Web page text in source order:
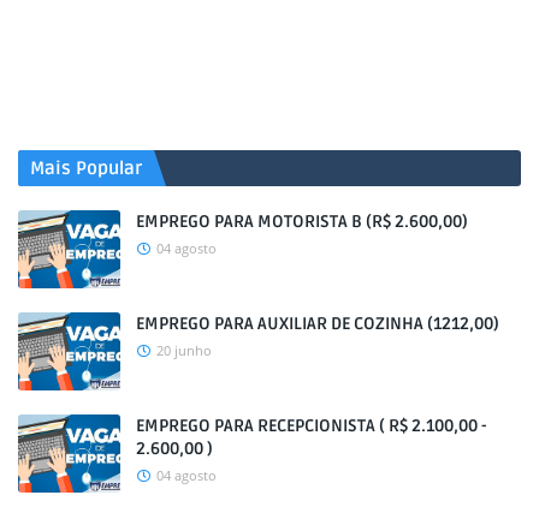
Mais Popular
EMPREGO PARA MOTORISTA B (R$ 2.600,00)
04 agosto
EMPREGO PARA AUXILIAR DE COZINHA (1212,00)
20 junho
EMPREGO PARA RECEPCIONISTA ( R$ 2.100,00 -
2.600,00 )
04 agosto